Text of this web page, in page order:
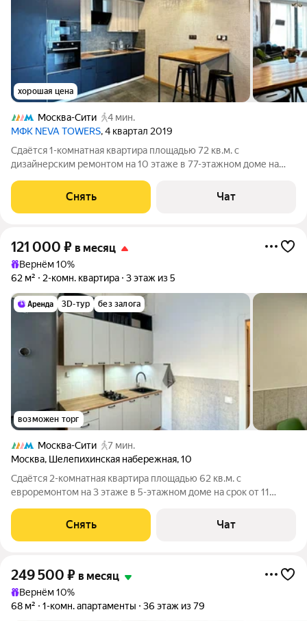
хорошая цена
Москва-Сити
4 мин.
МФК NEVA TOWERS, 4 квартал 2019
Сдаётся 1-комнатная квартира площадью 72 кв.м. с
дизайнерским ремонтом на 10 этаже в 77-этажном доме на
Стиральная машина Сушильная машина Холодильник
Посудомоечная машина Кондиционер
Снять Чат
121 000 ₽ в месяц
Вернём 10%
62 м²
2-комн. квартира 3 этаж из 5
3D-тур без залога
возможен торг
Москва-Сити
7 мин.
Москва, Шелепихинская набережная,10
Сдаётся 2-комнатная квартира площадью 62 кв.м. с
евроремонтом на 3 этаже в 5-этажном доме на срок от 11
Холодильник Кондиционер Бойлер Микроволновка Пылесос
Дом - кирпичный, окна выходят во
Снять Чат
249 500 ₽ в месяц
Вернём 10%
68 м²
1-комн. апартаменты 36 этаж из 79